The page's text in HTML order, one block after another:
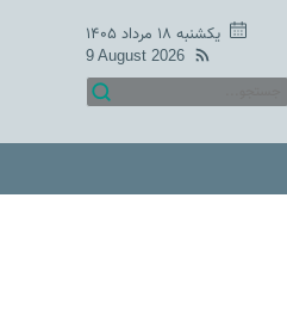
یکشنبه ۱۸ مرداد ۱۴۰۵
9 August 2026